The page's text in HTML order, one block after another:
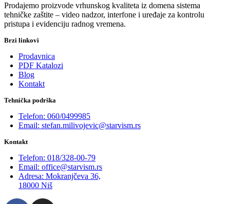
Prodajemo proizvode vrhunskog kvaliteta iz domena sistema
tehničke zaštite – video nadzor, interfone i uređaje za kontrolu
pristupa i evidenciju radnog vremena.
Brzi linkovi
Prodavnica
PDF Katalozi
Blog
Kontakt
Tehnička podrška
Telefon: 060/0499985
Email: stefan.milivojevic@starvism.rs
Kontakt
Telefon: 018/328-00-79
Email: office@starvism.rs
Adresa: Mokranjčeva 36,
18000 Niš